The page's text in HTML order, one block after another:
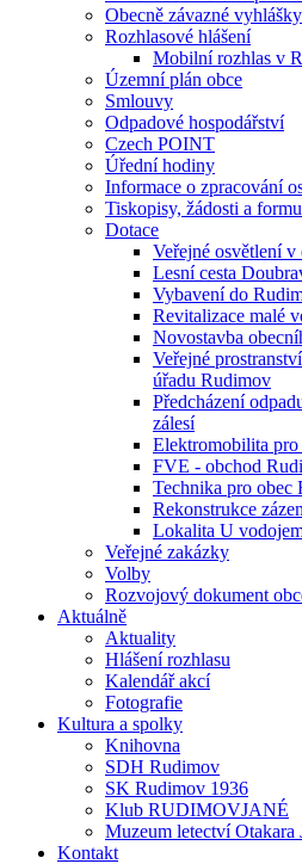
Obecně závazné vyhlášky
Rozhlasové hlášení
Mobilní rozhlas v
Územní plán obce
Smlouvy
Odpadové hospodářství
Czech POINT
Úřední hodiny
Informace o zpracování
Tiskopisy, žádosti a
Dotace
Veřejné osvětlení
Lesní cesta
Vybavení do
Revitalizace malé
Novostavba
Veřejné
úřadu Rudimov
Předcházení
zálesí
Elektromobilita
FVE - obchod
Technika pro obec
Rekonstrukce
Lokalita U
Veřejné zakázky
Volby
Rozvojový dokument
Aktuálně
Aktuality
Hlášení rozhlasu
Kalendář akcí
Fotografie
Kultura a spolky
Knihovna
SDH Rudimov
SK Rudimov 1936
Klub RUDIMOVJANÉ
Muzeum letectví Otakara
Kontakt